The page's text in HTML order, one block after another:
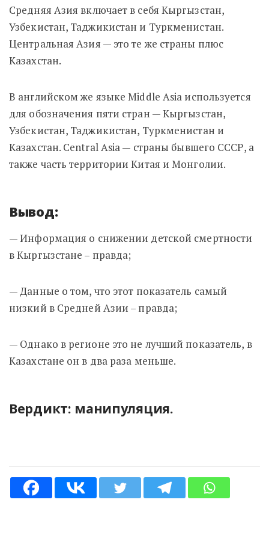
Средняя Азия включает в себя Кыргызстан,
Узбекистан, Таджикистан и Туркменистан.
Центральная Азия — это те же страны плюс
Казахстан.
В английском же языке Middle Asia используется
для обозначения пяти стран — Кыргызстан,
Узбекистан, Таджикистан, Туркменистан и
Казахстан. Central Asia — страны бывшего СССР, а
также часть территории Китая и Монголии.
Вывод:
— Информация о снижении детской смертности
в Кыргызстане – правда;
— Данные о том, что этот показатель самый
низкий в Средней Азии – правда;
— Однако в регионе это не лучший показатель, в
Казахстане он в два раза меньше.
Вердикт: манипуляция.